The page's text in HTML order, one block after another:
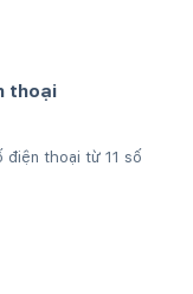
thoại
điện thoại từ 11 số